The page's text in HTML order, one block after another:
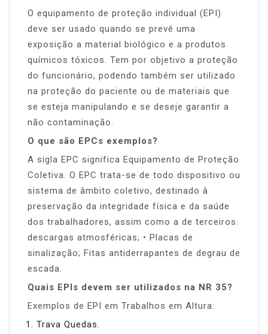
O equipamento de proteção individual (EPI)
deve ser usado quando se prevê uma
exposição a material biológico e a produtos
químicos tóxicos. Tem por objetivo a proteção
do funcionário, podendo também ser utilizado
na proteção do paciente ou de materiais que
se esteja manipulando e se deseje garantir a
não contaminação.
O que são EPCs exemplos?
A sigla EPC significa Equipamento de Proteção
Coletiva. O EPC trata-se de todo dispositivo ou
sistema de âmbito coletivo, destinado à
preservação da integridade física e da saúde
dos trabalhadores, assim como a de terceiros.
descargas atmosféricas; • Placas de
sinalização; Fitas antiderrapantes de degrau de
escada.
Quais EPIs devem ser utilizados na NR 35?
Exemplos de EPI em Trabalhos em Altura:
Trava Quedas.